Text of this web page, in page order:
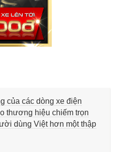
của các dòng xe điện
thương hiệu chiếm trọn
dùng Việt hơn một thập